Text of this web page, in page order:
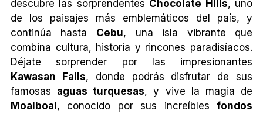
descubre las sorprendentes Chocolate Hills, uno
de los paisajes más emblemáticos del país, y
continúa hasta Cebu, una isla vibrante que
combina cultura, historia y rincones paradisíacos.
Déjate sorprender por las impresionantes
Kawasan Falls, donde podrás disfrutar de sus
famosas aguas turquesas, y vive la magia de
Moalboal , conocido por sus increíblesfondos